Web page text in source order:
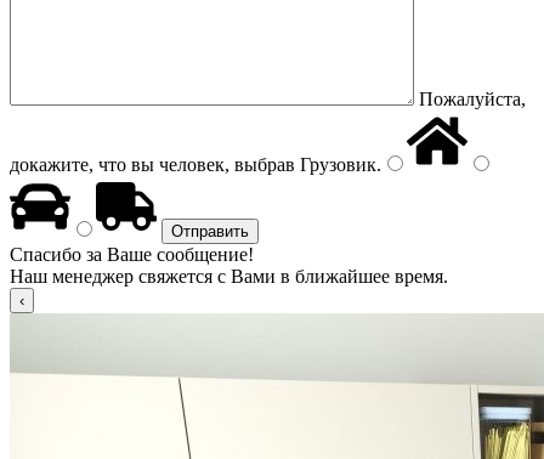
Пожалуйста,
докажите, что вы человек, выбрав Грузовик.
Спасибо за Ваше сообщение!
Наш менеджер свяжется с Вами в ближайшее время.